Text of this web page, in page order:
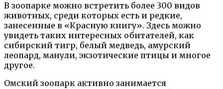
В зоопарке можно встретить более 300 видов
животных, среди которых есть и редкие,
занесенные в «Красную книгу». Здесь можно
увидеть таких интересных обитателей, как
сибирский тигр, белый медведь, амурский
леопард, манули, экзотические птицы и многое
другое.
Омский зоопарк активно занимается